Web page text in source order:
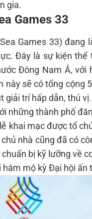
gia.
Games 33
Games 33) đang
Đây là sự kiện
Đông Nam Á, với
này sẽ có tổng cộng
giải trí hấp dẫn, thú vị.
những thành phố
khai mạc được tổ
nhà cũng đã có
bị kỹ lưỡng về
mộ kỳ Đại hội ấn